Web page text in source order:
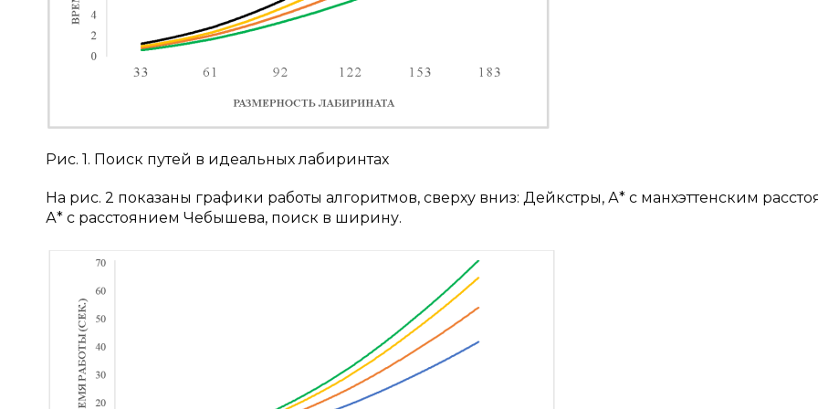
Рис. 1. Поиск путей в идеальных лабиринтах
На рис. 2 показаны графики работы алгоритмов, сверху вниз: Дейкстры, А* с манхэттенским
А* с расстоянием Чебышева, поиск в ширину.